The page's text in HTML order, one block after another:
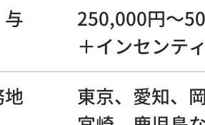
250,000円～
＋インセンテ
東京、愛知、